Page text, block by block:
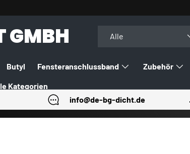
GMBH Alle
Butyl Fensteranschlussband Zubehör
Kategorien
info@de-bg-dicht.de